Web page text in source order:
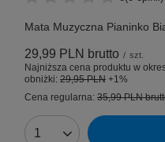
Mata Muzyczna Pianinko
29,99 PLN brutto / szt.
Najniższa cena produktu w
obniżki: 29,95 PLN +1%
Cena regularna: 35,99 PLN